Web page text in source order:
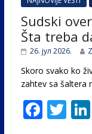
Sudski
Šta treba
26. јул 2026.
Skoro svako ko
zahtev sa šaltera
F T